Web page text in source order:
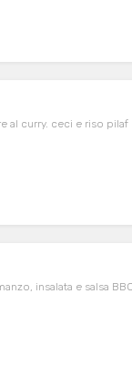
al curry. ceci e riso pilaf
insalata e salsa